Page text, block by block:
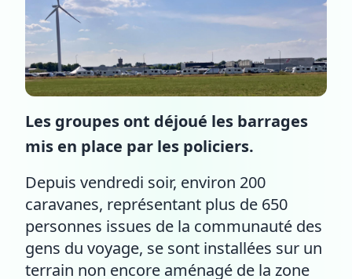
Les groupes ont déjoué les barrages
mis en place par les policiers.
Depuis vendredi soir, environ 200
caravanes, représentant plus de 650
personnes issues de la communauté des
gens du voyage, se sont installées sur un
terrain non encore aménagé de la zone